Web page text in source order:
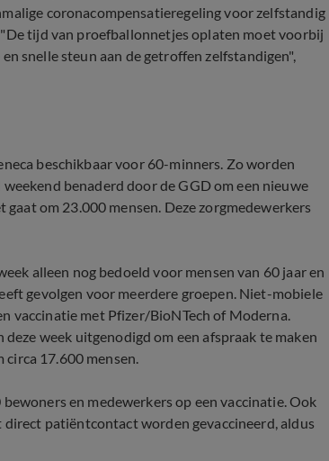
coronacompensatieregeling voor zelfstandig
tijd van proefballonnetjes oplaten moet voorbij
snelle steun aan de getroffen zelfstandigen",
beschikbaar voor 60-minners. Zo worden
benaderd door de GGD om een nieuwe
om 23.000 mensen. Deze zorgmedewerkers
alleen nog bedoeld voor mensen van 60 jaar en
gevolgen voor meerdere groepen. Niet-mobiele
vaccinatie met Pfizer/BioNTech of Moderna.
week uitgenodigd om een afspraak te maken
circa 17.600 mensen.
en medewerkers op een vaccinatie. Ook
patiëntcontact worden gevaccineerd, aldus